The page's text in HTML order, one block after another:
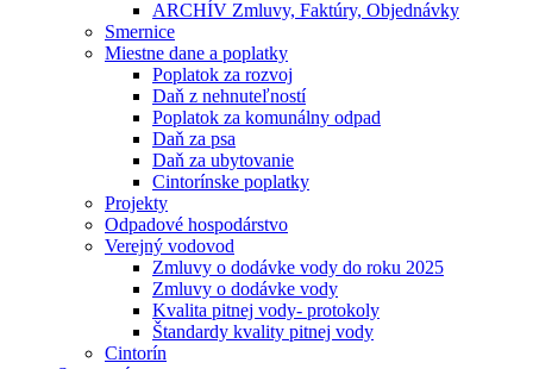
ARCHÍV Zmluvy, Faktúry, Objednávky
Smernice
Miestne dane a poplatky
Poplatok za rozvoj
Daň z nehnuteľností
Poplatok za komunálny odpad
Daň za psa
Daň za ubytovanie
Cintorínske poplatky
Projekty
Odpadové hospodárstvo
Verejný vodovod
Zmluvy o dodávke vody do roku 2025
Zmluvy o dodávke vody
Kvalita pitnej vody- protokoly
Štandardy kvality pitnej vody
Cintorín